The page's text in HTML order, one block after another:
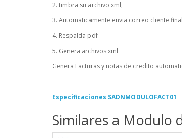
2. timbra su archivo xml,
3. Automaticamente envia correo cliente final
4. Respalda pdf
5. Genera archivos xml
Genera Facturas y notas de credito
Especificaciones SADNMODULOFACT01
Similares a Modulo